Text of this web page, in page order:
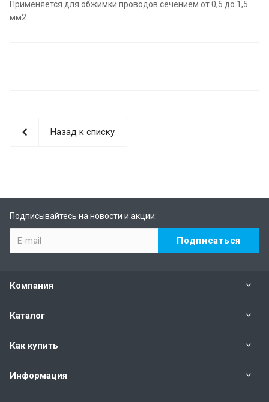
Применяется для обжимки проводов сечением от 0,5 до 1,5
мм2.
Назад к списку
Подписывайтесь на новости и акции:
Компания
Каталог
Как купить
Информация